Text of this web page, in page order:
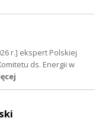
r.] ekspert Polskiej
ds. Energii w